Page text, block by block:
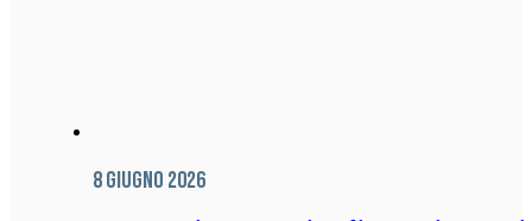
8 Giugno 2026